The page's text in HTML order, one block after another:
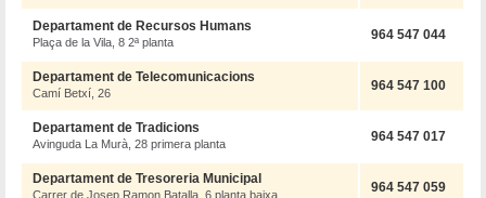
Departament de Recursos Humans
Plaça de la Vila, 8 2ª planta 964 547 044
Departament de Telecomunicacions
Camí Betxí, 26 964 547 100
Departament de Tradicions
Avinguda La Murà, 28 primera planta 964 547 017
Departament de Tresoreria Municipal
Carrer de Josep Ramon Batalla, 6 planta baixa 964 547 059